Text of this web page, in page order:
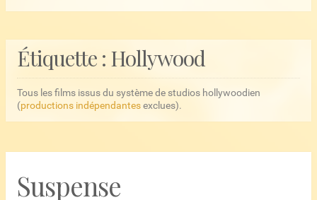
Étiquette : Hollywood
Tous les films issus du système de studios hollywoodien
(productions indépendantesexclues).
Suspense